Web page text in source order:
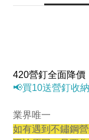
420營釘全面降價
📢買10送營釘收
業界唯一
如有遇到不鏽鋼